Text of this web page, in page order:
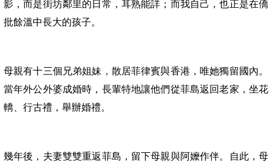
影，而是街坊鄰里的日常，耳熟能詳；而我自己，也正是在僑
批餘溫中長大的孩子。
母親有十三個兄弟姐妹，散居菲律賓與香港，唯她獨留國內。
當年外公外婆成婚時，長輩特地讓他們從菲島返回老家，坐花
轎、行古禮，舉辦婚禮。
幾年後，夫妻雙雙重返菲島，留下母親與阿嬤作伴。自此，母